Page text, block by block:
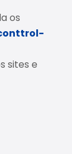
os
sites e